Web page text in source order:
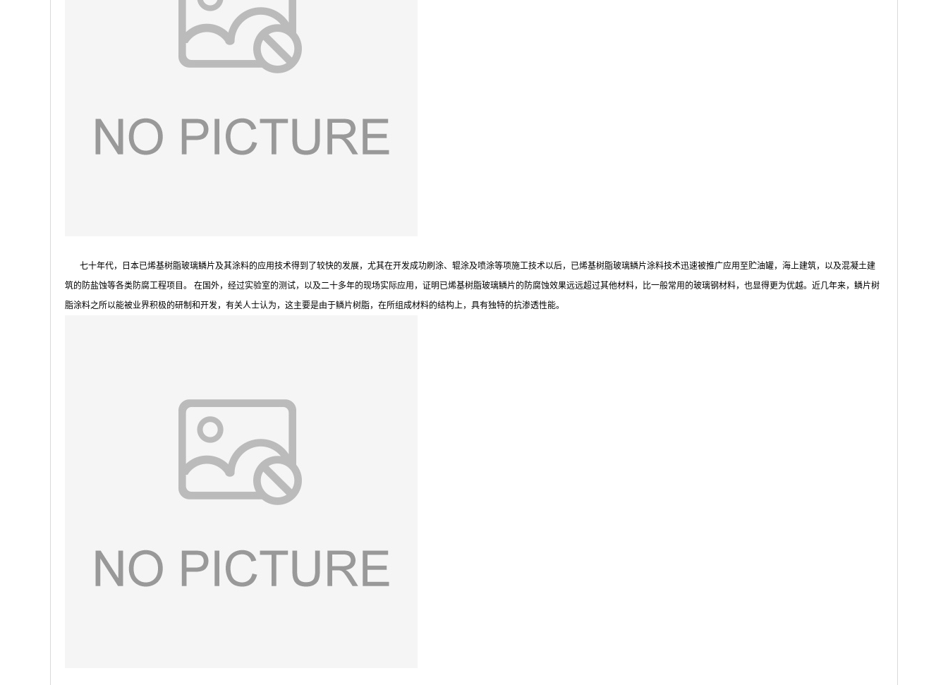
七十年代，日本已烯基树脂玻璃鳞片及其涂料的应用技术得到了较快的发展，尤其在开发成功刷涂、辊涂及喷涂等项施工技术以后，已烯基树脂玻璃鳞片涂料技术迅速被推广应用至贮油罐，海上建筑，以及混凝土建
筑的防盐蚀等各类防腐工程项目。 在国外，经过实验室的测试，以及二十多年的现场实际应用，证明已烯基树脂玻璃鳞片的防腐蚀效果远远超过其他材料，比一般常用的玻璃钢材料，也显得更为优越。近几年来，鳞片树
脂涂料之所以能被业界积极的研制和开发，有关人士认为，这主要是由于鳞片树脂，在所组成材料的结构上，具有独特的抗渗透性能。